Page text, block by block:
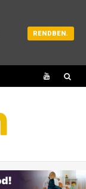
Y
u
b
RENDBEN.